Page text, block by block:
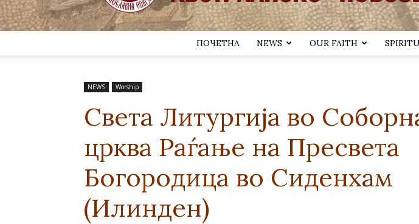
ПОЧЕТНА NEWS OUR FAITH
NEWS Worship
Света Литургија во
црква Раѓање на Пресвета
Богородица во Сиденхам
(Илинден)